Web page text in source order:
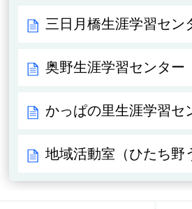
三日月橋生涯学習セン
奥野生涯学習センター
かっぱの里生涯学習セ
地域活動室（ひたち野